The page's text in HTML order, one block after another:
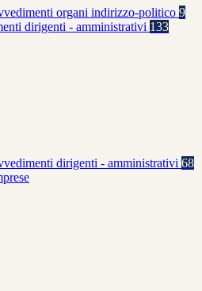
organi indirizzo-politico 9
dirigenti - amministrativi 133
dirigenti - amministrativi 68